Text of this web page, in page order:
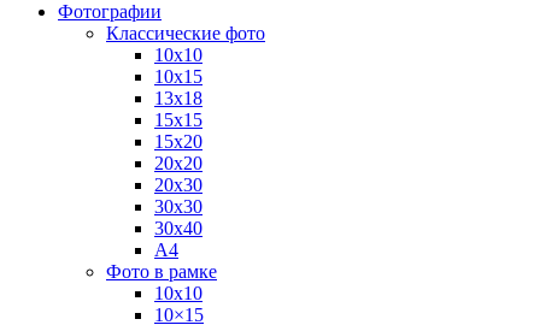
Фотографии
Классические фото
10х10
10х15
13х18
15х15
15х20
20х20
20х30
30х30
30х40
А4
Фото в рамке
10х10
10×15